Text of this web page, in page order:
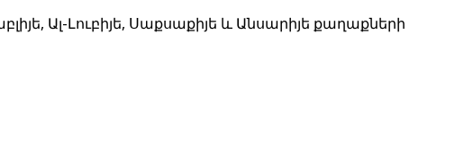
Ալ-Լուբիյե, Սաքսաքիյե և Անսարիյե քաղաքների